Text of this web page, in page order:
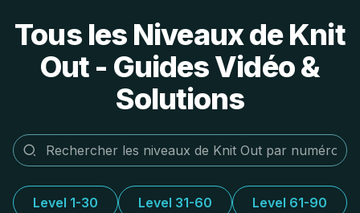
Tous les Niveaux de Knit
Out - Guides Vidéo &
Solutions
Level 1-30 Level 31-60 Level 61-90